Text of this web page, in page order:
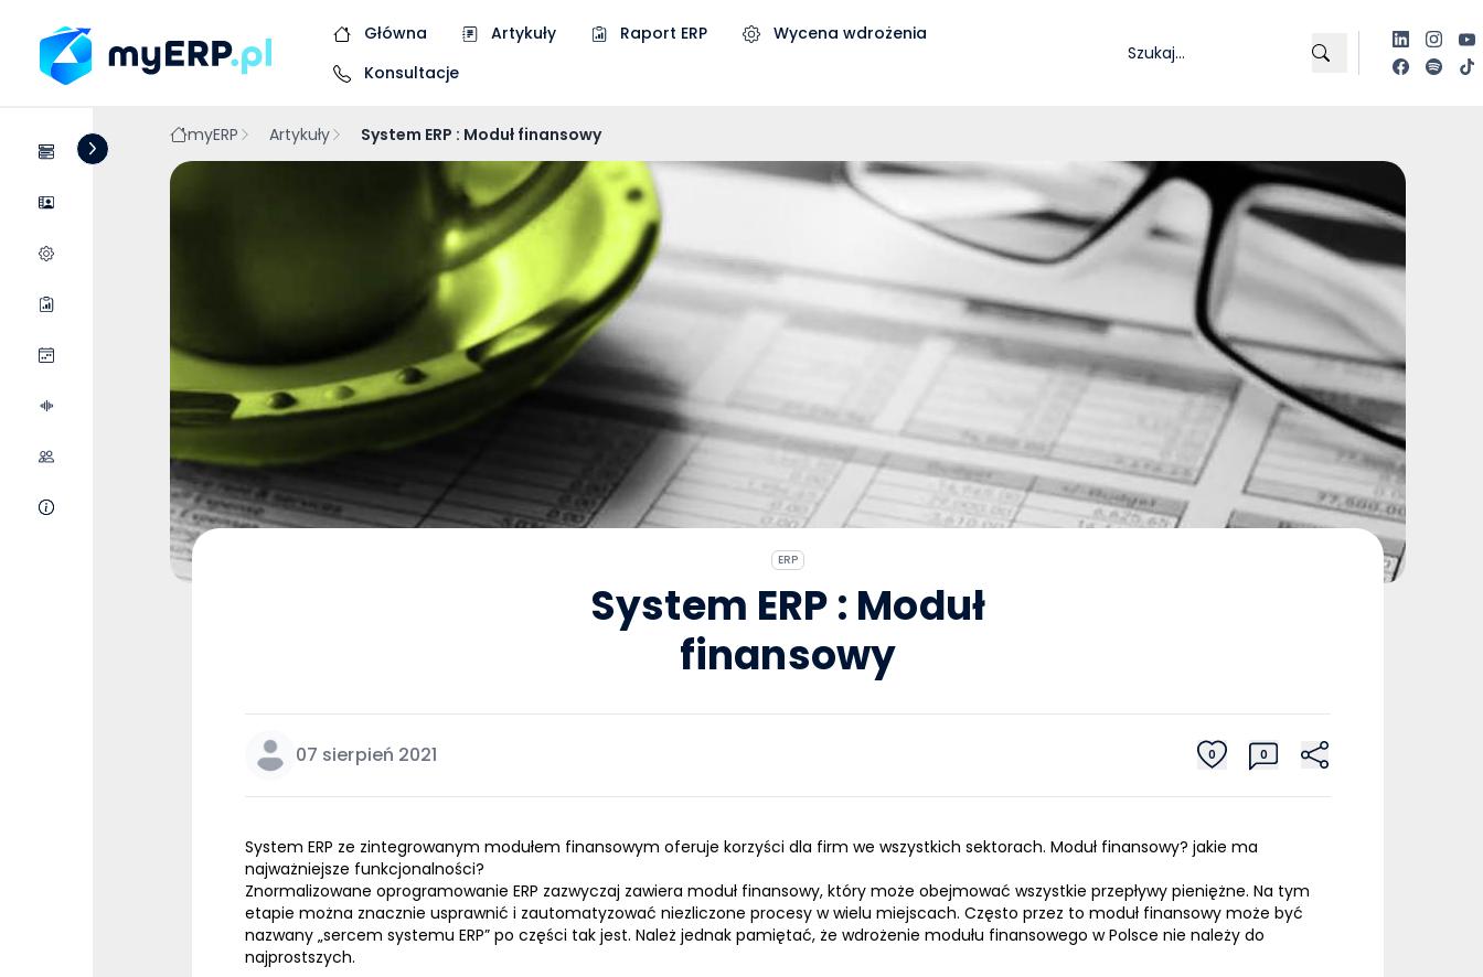
Główna Artykuły Raport ERP
Wycena wdrożenia
Konsultacje
Systemy
myERP Artykuły System ERP : Moduł finansowy
ERP
System ERP : Moduł
finansowy
07 sierpień 2021 0 0
System ERP ze zintegrowanym modułem finansowym oferuje korzyści dla firm we wszystkich sektorach. Moduł finansowy? jakie ma
najważniejsze funkcjonalności?
Znormalizowane oprogramowanie ERP zazwyczaj zawiera moduł finansowy, który może obejmować wszystkie przepływy pieniężne. Na tym
etapie można znacznie usprawnić i zautomatyzować niezliczone procesy w wielu miejscach. Często przez to moduł finansowy może być
nazwany „sercem systemu ERP” po części tak jest. Należ jednak pamiętać, że wdrożenie modułu finansowego w Polsce nie należy do
najprostszych.